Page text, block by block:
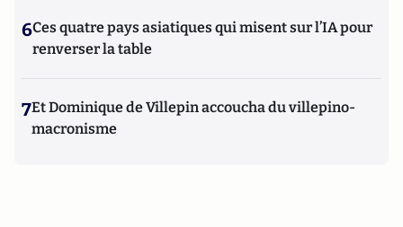
6Ces quatre pays asiatiques qui misent sur l’IA pour
renverser la table
7Et Dominique de Villepin accoucha du villepino-
macronisme